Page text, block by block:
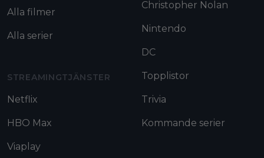
Alla filmer
Alla serier
STREAMINGTJÄNSTER
Netflix
HBO Max
Viaplay
Christopher Nolan
Nintendo
DC
Topplistor
Trivia
Kommande serier